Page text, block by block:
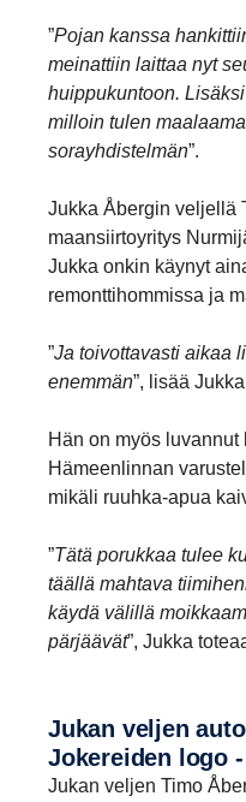
”Pojan kanssa
meinattiin laittaa nyt
huippukuntoon.
milloin tulen
sorayhdistelmän”.
Jukka Åbergin veljellä
maansiirtoyritys
Jukka onkin käynyt
remonttihommissa ja
”Ja toivottavasti aikaa
enemmän”, lisää
Hän on myös
Hämeenlinnan
mikäli ruuhka-apua
”Tätä porukkaa tulee
täällä mahtava
käydä välillä
pärjäävät”, Jukka
Jukan veljen autoissa komeilee
Jokereiden logo
Jukan veljen Timo